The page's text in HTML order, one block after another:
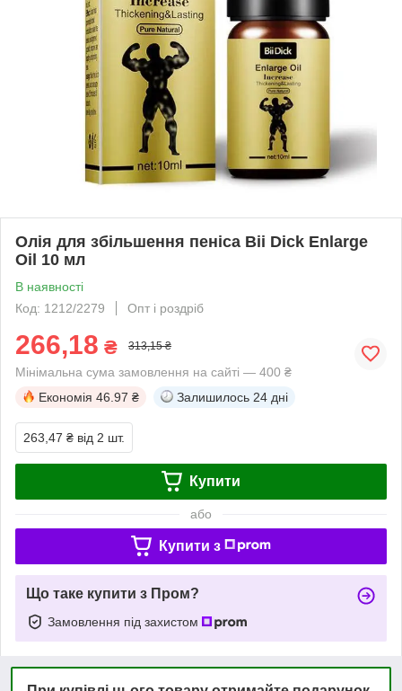
Олія для збільшення пеніса Bii Dick Enlarge
Oil 10 мл
В наявності
Код: 1212/2279
Опт і роздріб
266,18 ₴ 313,15 ₴
Мінімальна сума замовлення на сайті — 400 ₴
Економія 46.97 ₴ Залишилось 24 дні
263,47 ₴ від 2 шт.
Купити
або
Купити з
Що таке купити з Пром?
Замовлення під захистом